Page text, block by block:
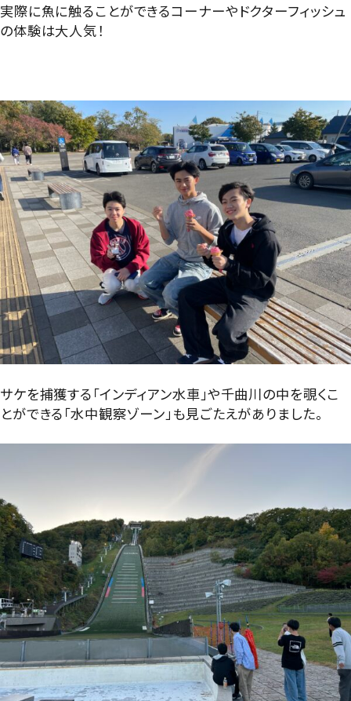
実際に魚に触ることができるコーナーやドクターフィッシュ
の体験は大人気！
サケを捕獲する「インディアン水車」や千曲川の中を覗くこ
とができる「水中観察ゾーン」も見ごたえがありました。